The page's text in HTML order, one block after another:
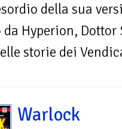
della sua
Hyperion,
storie dei
Warlock